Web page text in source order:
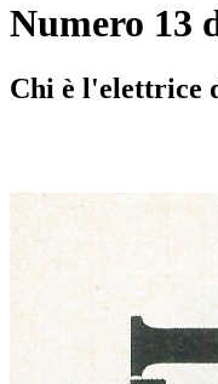
Numero 13
Chi è l'elettrice